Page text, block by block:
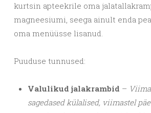
kurtsin apteekrile oma
magneesiumi, seega ainult enda
oma menüüsse lisanud.
Puuduse tunnused:
Valulikud jalakrambid –
sagedased külalised, viimastel